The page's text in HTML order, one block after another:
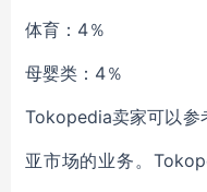
体育：4％
母婴类：4％
Tokopedia卖家可以参
亚市场的业务。